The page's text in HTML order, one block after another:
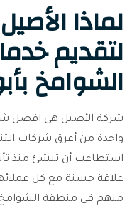
لماذا
لتقديم
الشوامخ
شركة الأصيل هي افضل
واحدة من أعرق شركات
علاقة حسنة مع كل
منهم في منطقة